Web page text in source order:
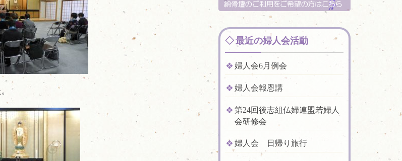
最近の婦人会活動
婦人会6月例会
婦人会報恩講
第24回後志組仏婦連盟若婦人
会研修会
婦人会 日帰り旅行